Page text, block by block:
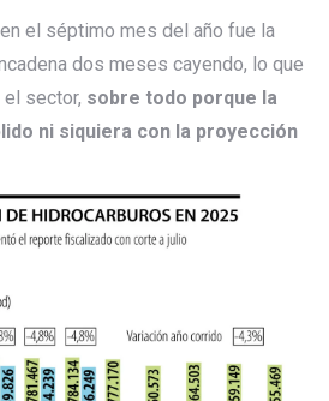
el séptimo mes del año fue la
dos meses cayendo, lo que
sector, sobre todo porque la
ni siquiera con la proyección